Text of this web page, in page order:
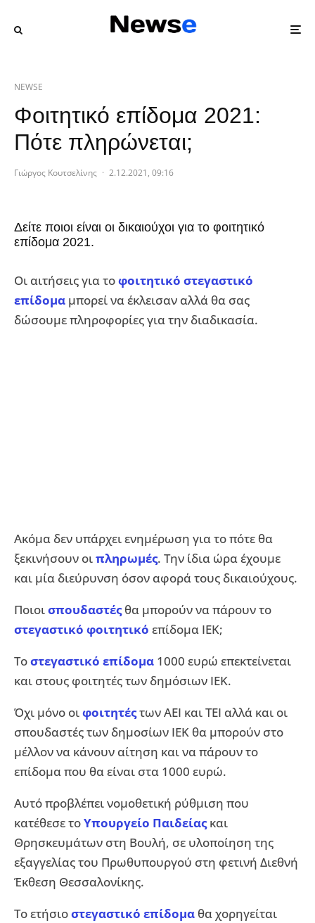
NEWSE
Φοιτητικό επίδομα 2021:
Πότε πληρώνεται;
Γιώργος Κουτσελίνης · 2.12.2021, 09:16
Δείτε ποιοι είναι οι δικαιούχοι για το φοιτητικό
επίδομα 2021.
Οι αιτήσεις για τοφοιτητικό στεγαστικό
επίδομα μπορεί να έκλεισαν αλλά θα σας
δώσουμε πληροφορίες για την διαδικασία.
Ακόμα δεν υπάρχει ενημέρωση για το πότε θα
ξεκινήσουν οιπληρωμές. Την ίδια ώρα έχουμε
και μία διεύρυνση όσον αφορά τους δικαιούχους.
Ποιοισπουδαστέςθα μπορούν να πάρουν το
στεγαστικό φοιτητικό επίδομα ΙΕΚ;
Τοστεγαστικό επίδομα 1000 ευρώ επεκτείνεται
και στους φοιτητές των δημόσιων ΙΕΚ.
Όχι μόνο οιφοιτητέςτων ΑΕΙ και ΤΕΙ αλλά και οι
σπουδαστές των δημοσίων ΙΕΚ θα μπορούν στο
μέλλον να κάνουν αίτηση και να πάρουν το
επίδομα που θα είναι στα 1000 ευρώ.
Αυτό προβλέπει νομοθετική ρύθμιση που
κατέθεσε τοΥπουργείο Παιδείαςκαι
Θρησκευμάτων στη Βουλή, σε υλοποίηση της
εξαγγελίας του Πρωθυπουργού στη φετινή Διεθνή
Έκθεση Θεσσαλονίκης.
Το ετήσιοστεγαστικό επίδομα θα χορηγείται